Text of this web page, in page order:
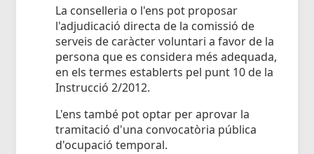
La conselleria o l'ens pot proposar
l'adjudicació directa de la comissió de
serveis de caràcter voluntari a favor de la
persona que es considera més adequada,
en els termes establerts pel punt 10 de la
Instrucció 2/2012.
L'ens també pot optar per aprovar la
tramitació d'una convocatòria pública
d'ocupació temporal.